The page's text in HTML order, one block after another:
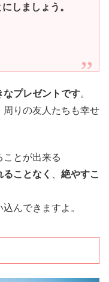
しましょう。
なプレゼントです。
りの友人たちも幸せ
ことが出来る
ことなく
絶やすこ
んできますよ。